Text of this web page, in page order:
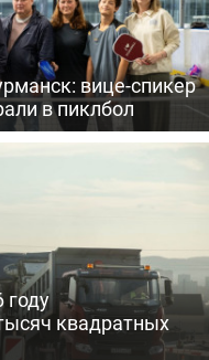
вице-спикер
в пиклбол
году
квадратных